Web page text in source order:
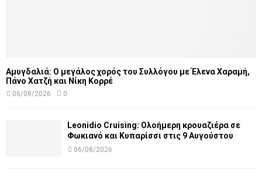
Αμυγδαλιά: Ο μεγάλος χορός του Συλλόγου με Έλενα Χαραμή,
Πάνο Χατζή και Νίκη Κορρέ
06/08/2026 0
Leonidio Cruising: Ολοήμερη κρουαζιέρα σε
Φωκιανό και Κυπαρίσσι στις 9 Αυγούστου
06/08/2026